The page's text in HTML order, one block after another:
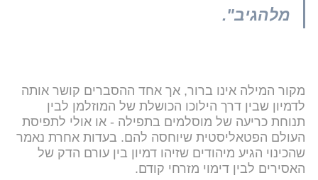
מלהגיב".
מקור המילה אינו ברור, אך אחד ההסברים קושר אותה
לדמיון שבין דרך הילוכו הכושלת של המוזלמן לבין
תנוחת כריעה של מוסלמים בתפילה - או אולי לתפיסת
העולם הפטאליסטית שיוחסה להם. בעדות אחרת נאמר
שהכינוי הגיע מיהודים שזיהו דמיון בין עורם הדק של
האסירים לבין דימוי מזרחי קודם.